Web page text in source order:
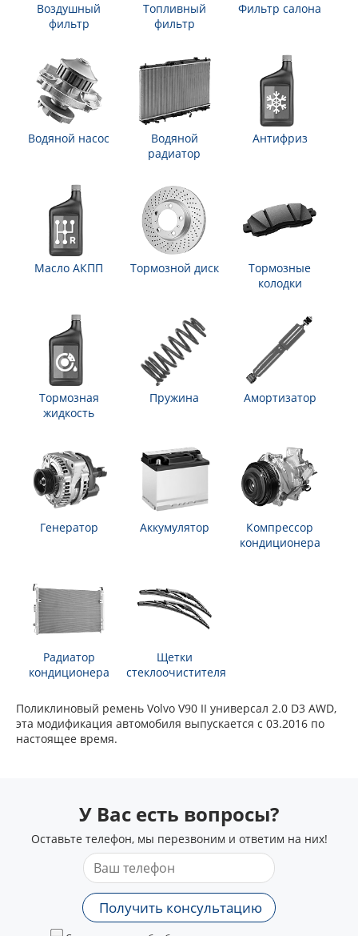
Воздушный
фильтр
Топливный
фильтр
Фильтр салона
Водяной насос
Водяной
радиатор
Антифриз
Масло АКПП Тормозной диск
Тормозные
колодки
Тормозная
жидкость
Пружина Амортизатор
Генератор Аккумулятор
Компрессор
кондиционера
Радиатор
кондиционера
Щетки
стеклоочистителя
Поликлиновый ремень Volvo V90 II универсал 2.0 D3 AWD,
эта модификация автомобиля выпускается с 03.2016 по
настоящее время.
У Вас есть вопросы?
Оставьте телефон, мы перезвоним и ответим на них!
Получить консультацию